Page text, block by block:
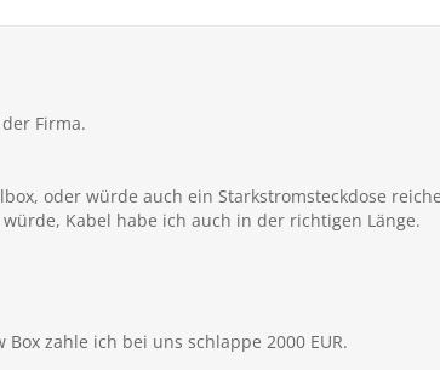
Firma.
oder würde auch ein Starkstromsteckdose
Kabel habe ich auch in der richtigen Länge.
zahle ich bei uns schlappe 2000 EUR.